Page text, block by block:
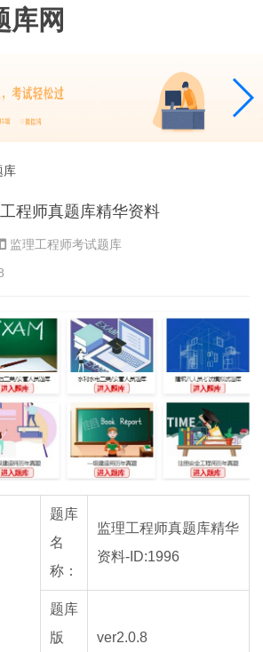
库网
库
程师真题库精华资料
监理工程师考试题库
题库
名
称：
监理工程师真题库精华
资料-ID:1996
题库
版
ver2.0.8